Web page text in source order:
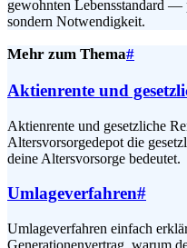
gewohnten Lebensstandard
sondern Notwendigkeit.
Mehr zum Thema#
Aktienrente und
Aktienrente und gesetzliche
Altersvorsorgedepot die
deine Altersvorsorge bedeutet.
Umlageverfahren#
Umlageverfahren einfach
Generationenvertrag, warum